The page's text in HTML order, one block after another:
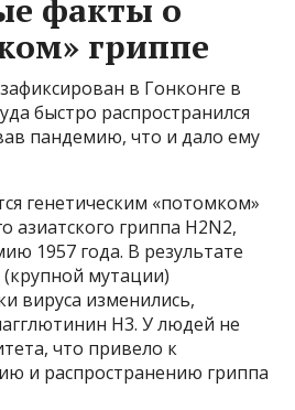
факты о
гриппе
в Гонконге в
быстро распространился
пандемию, что и дало ему
генетическим «потомком»
азиатского гриппа H2N2,
1957 года. В результате
(крупной мутации)
вируса изменились,
H3. У людей не
что привело к
и распространению гриппа